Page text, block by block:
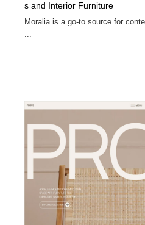
s and Interior Furniture
Moralia is a go-to source for